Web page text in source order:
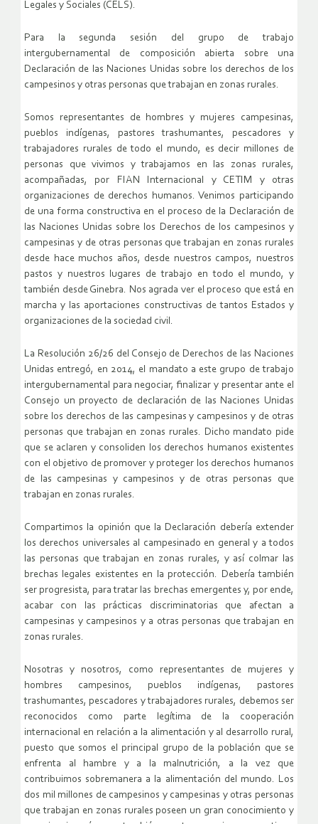
Legales y Sociales (CELS).
Para la segunda sesión del grupo de trabajo
intergubernamental de composición abierta sobre una
Declaración de las Naciones Unidas sobre los derechos de los
campesinos y otras personas que trabajan en zonas rurales.
Somos representantes de hombres y mujeres campesinas,
pueblos indígenas, pastores trashumantes, pescadores y
trabajadores rurales de todo el mundo, es decir millones de
personas que vivimos y trabajamos en las zonas rurales,
acompañadas, por FIAN Internacional y CETIM y otras
organizaciones de derechos humanos. Venimos participando
de una forma constructiva en el proceso de la Declaración de
las Naciones Unidas sobre los Derechos de los campesinos y
campesinas y de otras personas que trabajan en zonas rurales
desde hace muchos años, desde nuestros campos, nuestros
pastos y nuestros lugares de trabajo en todo el mundo, y
también desde Ginebra. Nos agrada ver el proceso que está en
marcha y las aportaciones constructivas de tantos Estados y
organizaciones de la sociedad civil.
La Resolución 26/26 del Consejo de Derechos de las Naciones
Unidas entregó, en 2014, el mandato a este grupo de trabajo
intergubernamental para negociar, finalizar y presentar ante el
Consejo un proyecto de declaración de las Naciones Unidas
sobre los derechos de las campesinas y campesinos y de otras
personas que trabajan en zonas rurales. Dicho mandato pide
que se aclaren y consoliden los derechos humanos existentes
con el objetivo de promover y proteger los derechos humanos
de las campesinas y campesinos y de otras personas que
trabajan en zonas rurales.
Compartimos la opinión que la Declaración debería extender
los derechos universales al campesinado en general y a todos
las personas que trabajan en zonas rurales, y así colmar las
brechas legales existentes en la protección. Debería también
ser progresista, para tratar las brechas emergentes y, por ende,
acabar con las prácticas discriminatorias que afectan a
campesinas y campesinos y a otras personas que trabajan en
zonas rurales.
Nosotras y nosotros, como representantes de mujeres y
hombres campesinos, pueblos indígenas, pastores
trashumantes, pescadores y trabajadores rurales, debemos ser
reconocidos como parte legítima de la cooperación
internacional en relación a la alimentación y al desarrollo rural,
puesto que somos el principal grupo de la población que se
enfrenta al hambre y a la malnutrición, a la vez que
contribuimos sobremanera a la alimentación del mundo. Los
dos mil millones de campesinos y campesinas y otras personas
que trabajan en zonas rurales poseen un gran conocimiento y